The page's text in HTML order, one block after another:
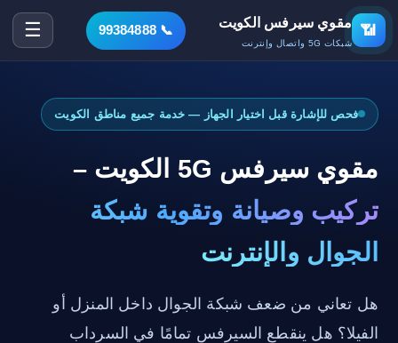
📶 مقوي سيرفس الكويت
شبكات 5G واتصال وإنترنت
📞 99384888
☰
فحص للإشارة قبل اختيار الجهاز — خدمة جميع مناطق الكويت
مقوي سيرفس 5G الكويت –
تركيب وصيانة وتقوية شبكة
الجوال والإنترنت
هل تعاني من ضعف شبكة الجوال داخل المنزل أو
الفيلا؟ هل ينقطع السيرفس تمامًا في السرداب